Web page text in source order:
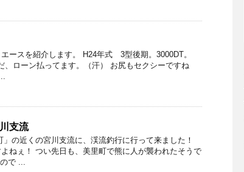
ースを紹介します。 H24年式 3型後期。3000DT。
、ローン払ってます。（汗） お尻もセクシーですね
支流
の近くの宮川支流に、渓流釣行に行って来ました！
ねぇ！ つい先日も、美里町で熊に人が襲われたそうで
で ...